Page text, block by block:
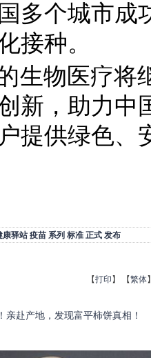
多个城市成
接种。
生物医疗将
新，助力中
提供绿色、
康驿站 疫苗 系列 标准 正式 发布
【打印 】 【繁体
亲赴产地，发现富平柿饼真相！